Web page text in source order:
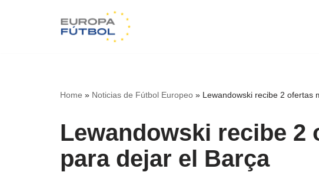
Home » Noticias de Fútbol Europeo » Lewandowski recibe 2 ofertas
Lewandowski recibe 2
para dejar el Barça